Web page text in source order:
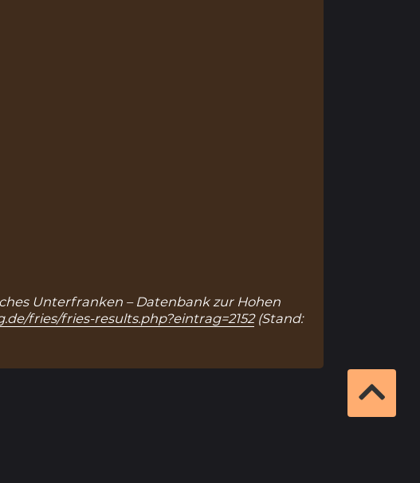
Unterfranken – Datenbank zur Hohen
fries/fries-results.php?eintrag=2152(Stand: